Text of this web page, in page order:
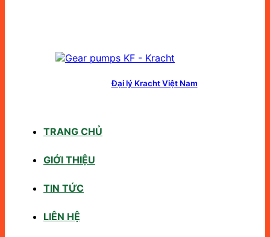
Đại lý Kracht Việt Nam
TRANG CHỦ
GIỚI THIỆU
TIN TỨC
LIÊN HỆ